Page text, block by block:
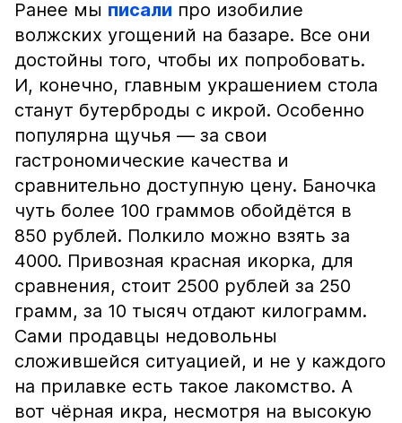
Ранее мы писали про изобилие
волжских угощений на базаре. Все они
достойны того, чтобы их попробовать.
И, конечно, главным украшением стола
станут бутерброды с икрой. Особенно
популярна щучья — за свои
гастрономические качества и
сравнительно доступную цену. Баночка
чуть более 100 граммов обойдётся в
850 рублей. Полкило можно взять за
4000. Привозная красная икорка, для
сравнения, стоит 2500 рублей за 250
грамм, за 10 тысяч отдают килограмм.
Сами продавцы недовольны
сложившейся ситуацией, и не у каждого
на прилавке есть такое лакомство. А
вот чёрная икра, несмотря на высокую